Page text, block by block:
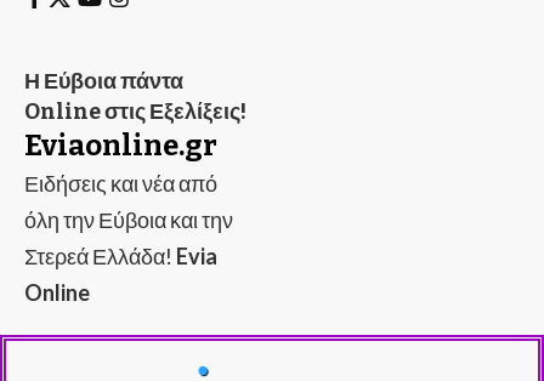
Η Εύβοια πάντα
Online στις Εξελίξεις!
Eviaonline.gr
Ειδήσεις και νέα από
όλη την Εύβοια και την
Στερεά Ελλάδα! Evia
Online